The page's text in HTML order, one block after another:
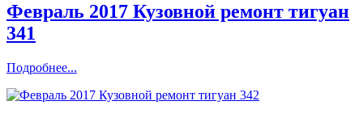
Февраль 2017 Кузовной ремонт тигуан
341
Подробнее...